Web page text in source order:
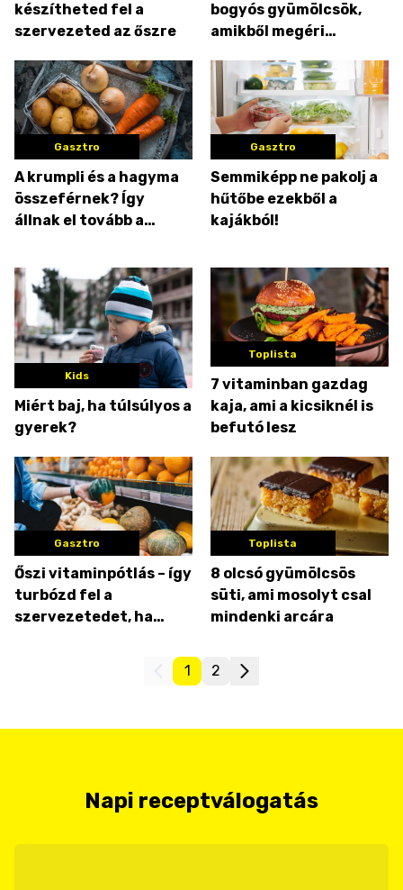
készítheted fel a
szervezeted az őszre
bogyós gyümölcsök,
amikből megéri
Gasztro
A krumpli és a hagyma
összeférnek? Így
állnak el tovább a
gyümölcsök
Gasztro
Semmiképp ne pakolj a
hűtőbe ezekből a
kajákból!
Kids
Miért baj, ha túlsúlyos a
gyerek?
Toplista
7 vitaminban gazdag
kaja, ami a kicsiknél is
befutó lesz
Gasztro
Őszi vitaminpótlás – így
turbózd fel a
szervezetedet, ha
Toplista
8 olcsó gyümölcsös
süti, ami mosolyt csal
mindenki arcára
1 2
Napi receptválogatás